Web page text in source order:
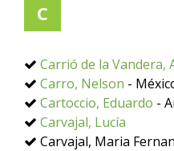
C
Carrió de la Vandera,
Carro, Nelson -
Cartoccio, Eduardo -
Carvajal, Lucía
Carvajal, Maria